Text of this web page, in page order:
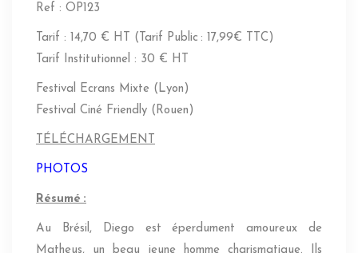
Ref : OP123
Tarif : 14,70 € HT (Tarif Public : 17,99€ TTC)
Tarif Institutionnel : 30 € HT
Festival Ecrans Mixte (Lyon)
Festival Ciné Friendly (Rouen)
TÉLÉCHARGEMENT
PHOTOS
Résumé :
Au Brésil, Diego est éperdument amoureux de
Matheus, un beau jeune homme charismatique. Ils